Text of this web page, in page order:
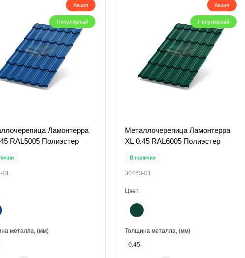
Акция
Популярный
Ламонтерра
RAL5005 Полиэстер
01
металла, (мм)
Акция
Популярный
Металлочерепица Ламонтерра
XL 0.45 RAL6005 Полиэстер
В наличии
30463-01
Цвет
Толщина металла, (мм)
0.45